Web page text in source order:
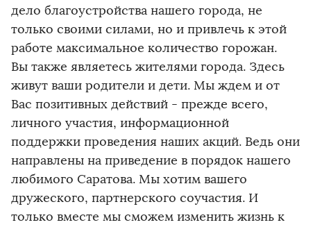
дело благоустройства нашего города, не
только своими силами, но и привлечь к этой
работе максимальное количество горожан.
Вы также являетесь жителями города. Здесь
живут ваши родители и дети. Мы ждем и от
Вас позитивных действий - прежде всего,
личного участия, информационной
поддержки проведения наших акций. Ведь они
направлены на приведение в порядок нашего
любимого Саратова. Мы хотим вашего
дружеского, партнерского соучастия. И
только вместе мы сможем изменить жизнь к